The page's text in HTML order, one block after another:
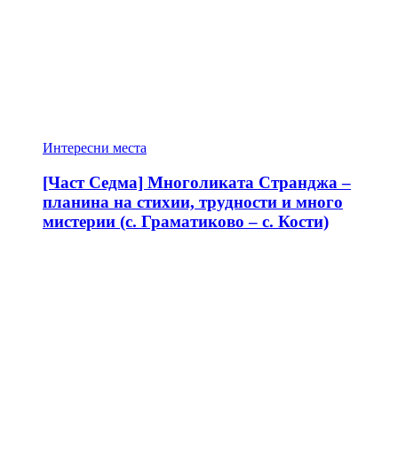
Интересни места
[Част Седма] Многоликата Странджа –
планина на стихии, трудности и много
мистерии (с. Граматиково – с. Кости)